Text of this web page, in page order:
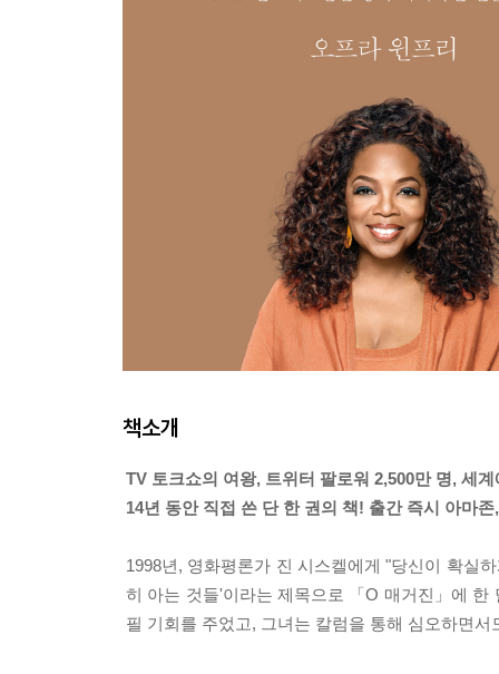
책소개
TV 토크쇼의 여왕, 트위터 팔로워 2,500만 명, 세
14년 동안 직접 쓴 단 한 권의 책! 출간 즉시 아마
1998년, 영화평론가 진 시스켈에게 "당신이 확실
히 아는 것들'이라는 제목으로 「O 매거진」에
필 기회를 주었고, 그녀는 칼럼을 통해 심오하면